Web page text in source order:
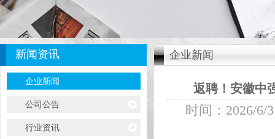
新闻资讯
企业新闻
公司公告
行业资讯
企业新闻
返聘！安徽中
时间：2026/6/